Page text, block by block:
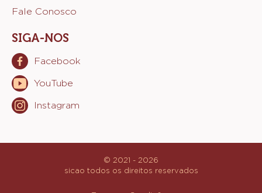
Fale Conosco
SIGA-NOS
Facebook
YouTube
a
Instagram
new
window.© 2021 - 2026
sicao todos os direitos reservados